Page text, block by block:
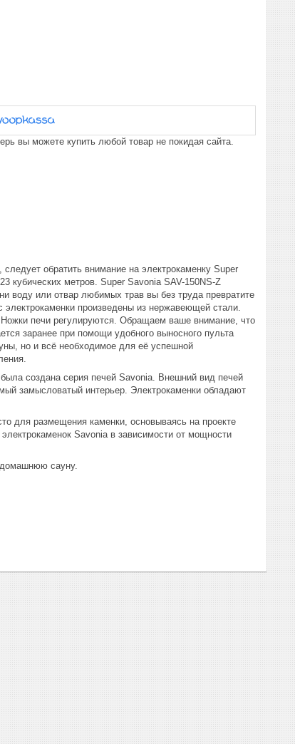
вы можете купить любой товар не покидая сайта.
обратить внимание на электрокаменку Super
кубических метров. Super Savonia SAV-150NS-Z
воду или отвар любимых трав вы без труда превратите
произведены из нержавеющей стали.
печи регулируются. Обращаем ваше внимание, что
заранее при помощи удобного выносного пульта
но и всё необходимое для её успешной
создана серия печей Savonia. Внешний вид печей
замысловатый интерьер. Электрокаменки обладают
для размещения каменки, основываясь на проекте
Savonia в зависимости от мощности
домашнюю сауну.